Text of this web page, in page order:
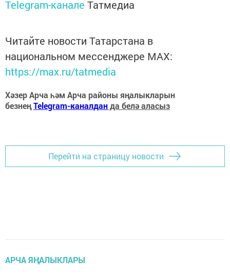
Telegram-канале Татмедиа
Читайте новости Татарстана в
национальном мессенджере MАХ:
https://max.ru/tatmedia
Хәзер Арча һәм Арча районы яңалыкларын
безнеңTelegram-каналданда белә аласыз
Перейти на страницу новости
АРЧА ЯҢАЛЫКЛАРЫ